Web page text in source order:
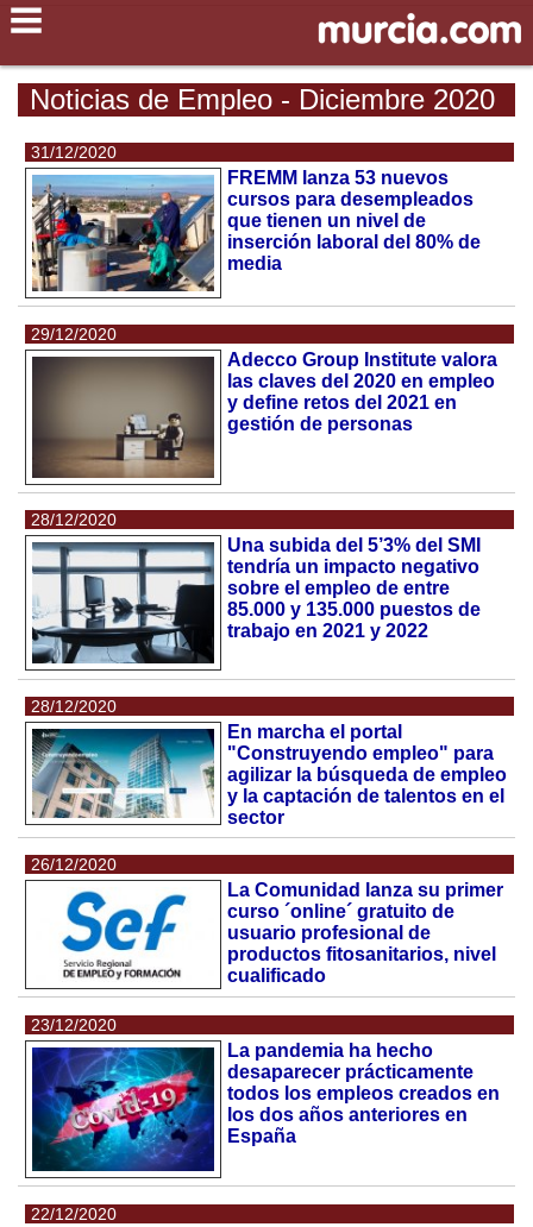
Noticias de Empleo - Diciembre 2020
31/12/2020
FREMM lanza 53 nuevos
cursos para desempleados
que tienen un nivel de
inserción laboral del 80% de
media
29/12/2020
Adecco Group Institute valora
las claves del 2020 en empleo
y define retos del 2021 en
gestión de personas
28/12/2020
Una subida del 5’3% del SMI
tendría un impacto negativo
sobre el empleo de entre
85.000 y 135.000 puestos de
trabajo en 2021 y 2022
28/12/2020
En marcha el portal
"Construyendo empleo" para
agilizar la búsqueda de empleo
y la captación de talentos en el
sector
26/12/2020
La Comunidad lanza su primer
curso ´online´ gratuito de
usuario profesional de
productos fitosanitarios, nivel
cualificado
23/12/2020
La pandemia ha hecho
desaparecer prácticamente
todos los empleos creados en
los dos años anteriores en
España
22/12/2020